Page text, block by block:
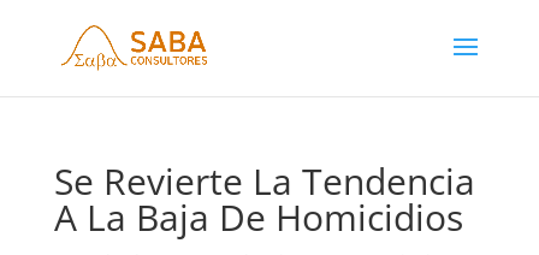
Se Revierte La Tendencia
A La Baja De Homicidios